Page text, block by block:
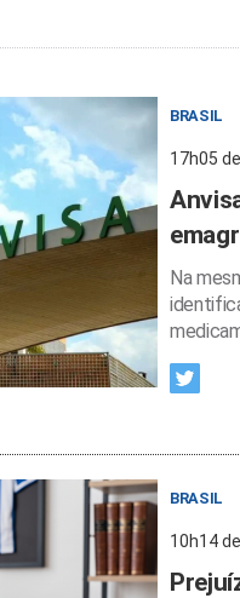
BRASIL
17h05
Na
BRASIL
10h14